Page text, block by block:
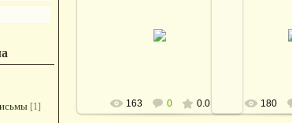
[1] 163 0 0.0 180